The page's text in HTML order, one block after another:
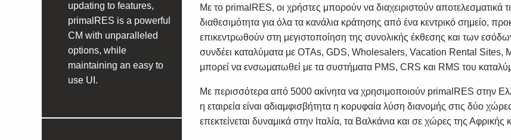
updating to features,
primalRES is a powerful
CM with unparalleled
options, while
maintaining an easy to
use UI.
Με το primalRES, οι χρήστες μπορούν να διαχειριστούν αποτελεσματικά
διαθεσιμότητα για όλα τα κανάλια κράτησης από ένα κεντρικό σημείο,
επικεντρωθούν στη μεγιστοποίηση της συνολικής έκθεσης και των
συνδέει καταλύματα με OTAs, GDS, Wholesalers, Vacation Rental Sites,
μπορεί να ενσωματωθεί με τα συστήματα PMS, CRS και RMS του
Με περισσότερα από 5000 ακίνητα να χρησιμοποιούν primalRES στην
η εταιρεία είναι αδιαμφισβήτητα η κορυφαία λύση διανομής στις δύο
επεκτείνεται δυναμικά στην Ιταλία, τα Βαλκάνια και σε χώρες της Αφρικής